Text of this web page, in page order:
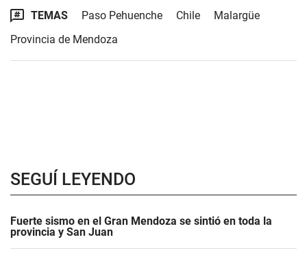
TEMAS Paso Pehuenche Chile
Malargüe
Provincia de Mendoza
SEGUÍ LEYENDO
Fuerte sismo en el Gran Mendoza se sintió en toda la
provincia y San Juan